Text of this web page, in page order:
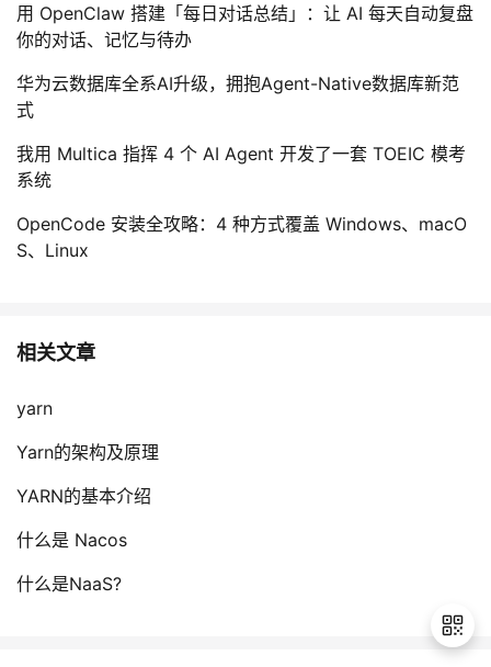
用 OpenClaw 搭建「每日对话总结」：让 AI 每天自动复盘
你的对话、记忆与待办
华为云数据库全系AI升级，拥抱Agent-Native数据库新范
式
我用 Multica 指挥 4 个 AI Agent 开发了一套 TOEIC 模考
系统
OpenCode 安装全攻略：4 种方式覆盖 Windows、macO
S、Linux
相关文章
yarn
Yarn的架构及原理
YARN的基本介绍
什么是 Nacos
什么是NaaS?